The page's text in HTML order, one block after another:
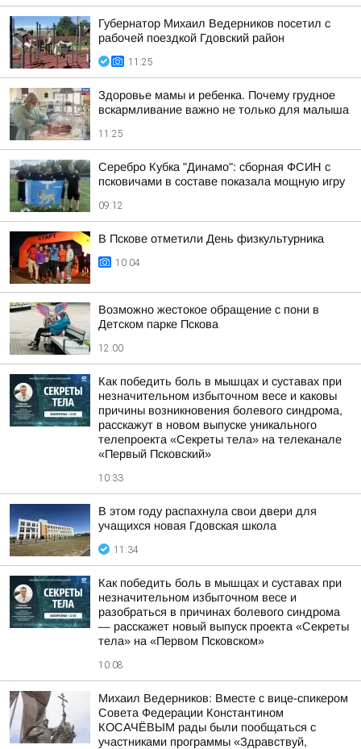
Губернатор Михаил Ведерников посетил с
рабочей поездкой Гдовский район
11:25
Здоровье мамы и ребенка. Почему грудное
вскармливание важно не только для малыша
11:25
Серебро Кубка "Динамо": сборная ФСИН с
псковичами в составе показала мощную игру
09:12
В Пскове отметили День физкультурника
10:04
Возможно жестокое обращение с пони в
Детском парке Пскова
12:00
Как победить боль в мышцах и суставах при
незначительном избыточном весе и каковы
причины возникновения болевого синдрома,
расскажут в новом выпуске уникального
телепроекта «Секреты тела» на телеканале
«Первый Псковский»
10:33
В этом году распахнула свои двери для
учащихся новая Гдовская школа
11:34
Как победить боль в мышцах и суставах при
незначительном избыточном весе и
разобраться в причинах болевого синдрома
— расскажет новый выпуск проекта «Секреты
тела» на «Первом Псковском»
10:08
Михаил Ведерников: Вместе с вице-спикером
Совета Федерации Константином
КОСАЧЁВЫМ рады были пообщаться с
участниками программы «Здравствуй,